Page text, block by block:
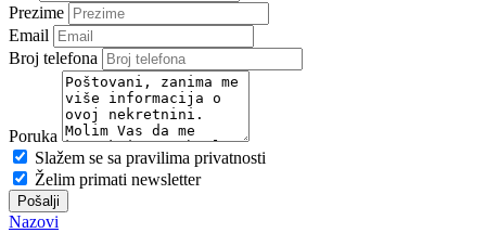
Prezime
Email
Broj telefona
Poruka
Slažem se sa pravilima privatnosti
Želim primati newsletter
Pošalji
Nazovi